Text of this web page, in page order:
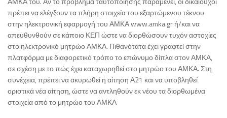
πρέπει να ελέγξουν τα πλήρη στοιχεία του εξαρτώμενου τέκνου
στην ηλεκτρονική εφαρμογή του ΑΜΚΑ www.amka.gr ή/και να
απευθυνθούν σε κάποιο ΚΕΠ ώστε να διορθώσουν τυχόν αστοχίες
στο ηλεκτρονικό μητρώο ΑΜΚΑ. Πιθανότατα έχει γραφτεί στην
πλατφόρμα με διαφορετικό τρόπο το επώνυμο δίπλα στον ΑΜΚΑ,
σε σχέση με το πώς έχει καταχωρηθεί στο μητρώο του ΑΜΚΑ. Στη
συνέχεια, πρέπει να ακυρωθεί η αίτηση Α21 και να υποβληθεί
οριστικά νέα αίτηση, ώστε να αντληθούν εκ νέου τα διορθωμένα
στοιχεία από το μητρώο του ΑΜΚΑ